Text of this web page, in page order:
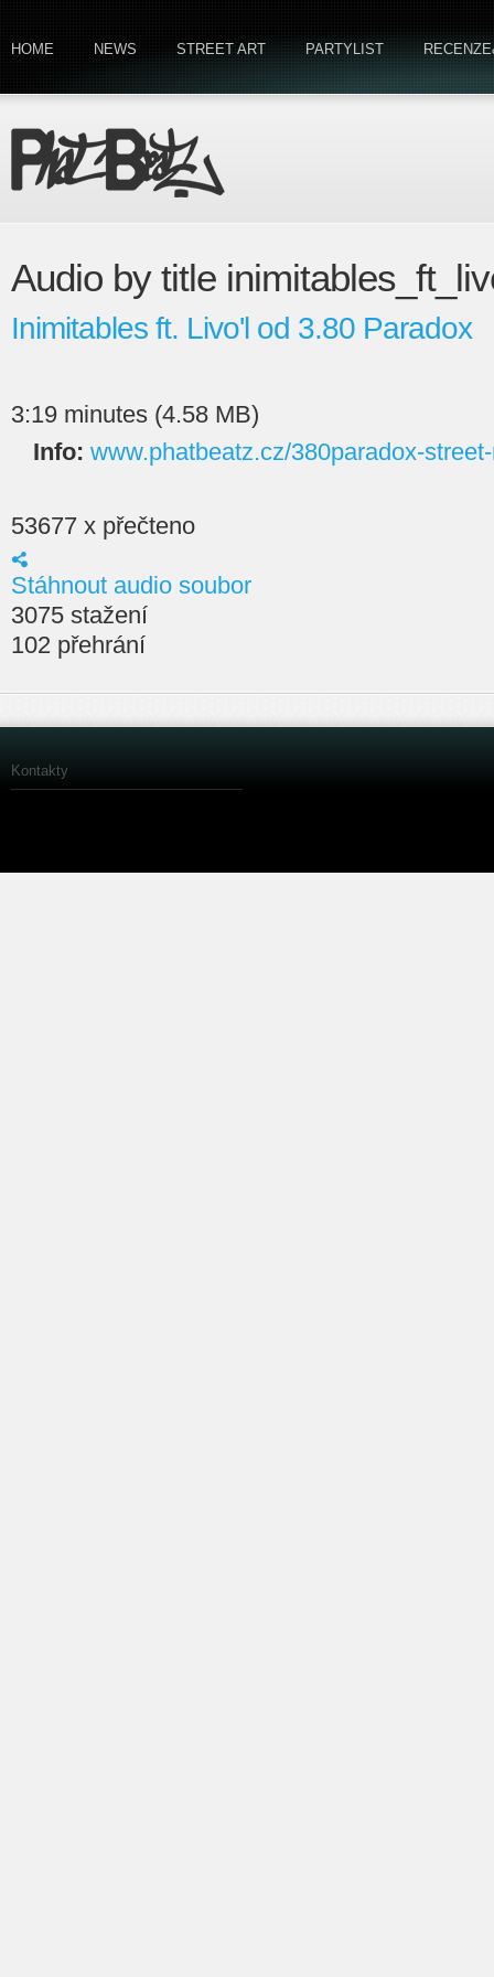
HOME NEWS STREET ART PARTYLIST
Audio by title
Inimitables ft. Livo'l od 3.80 Paradox
3:19 minutes (4.58 MB)
Info: www.phatbeatz.cz/380paradox-
53677 x přečteno
Stáhnout audio soubor
3075 stažení
102 přehrání
Kontakty